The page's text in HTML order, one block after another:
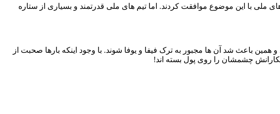
ملی با این موضوع موافقت کردند. اما تیم های ملی قدرتمند و بسیاری از ستاره
و همین باعث شد آن ها مجبور به ترک فیفا و یوفا شوند. با وجود اینکه بارها صحبت از
چشمشان را روی پول بسته اند!